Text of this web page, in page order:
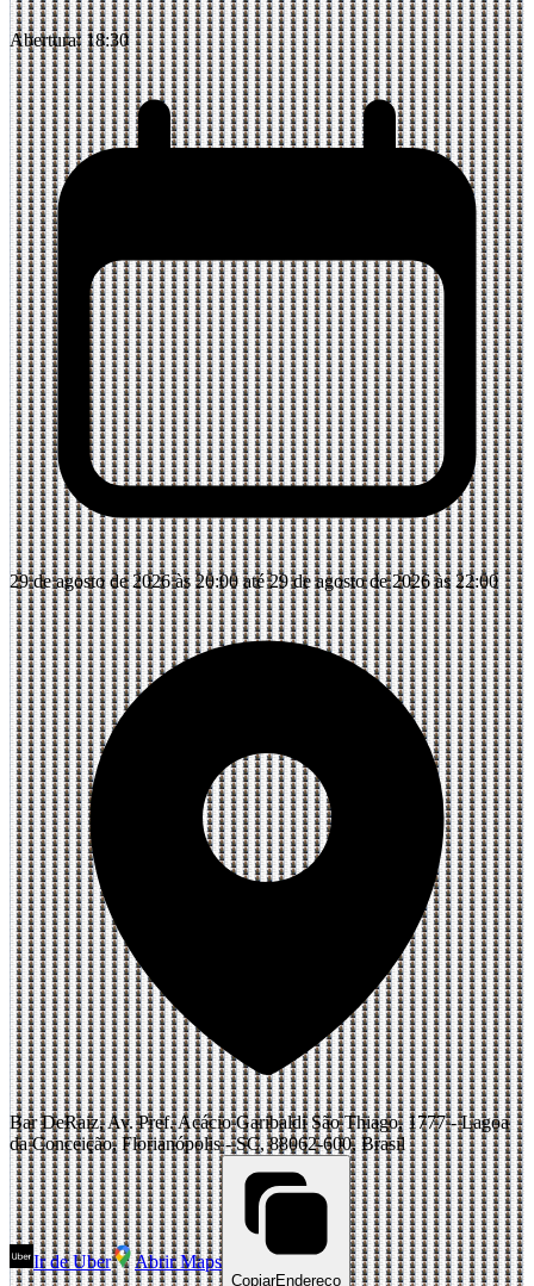
Abertura:18:30
29 de agosto de 2026 às 20:00 até 29 de agosto de 2026 às 22:00
Bar DeRaiz, Av. Pref. Acácio Garibaldi São Thiago, 1777 - Lagoa
da Conceição, Florianópolis - SC, 88062-600, Brasil
Ir de Uber Abrir Maps
CopiarEndereço